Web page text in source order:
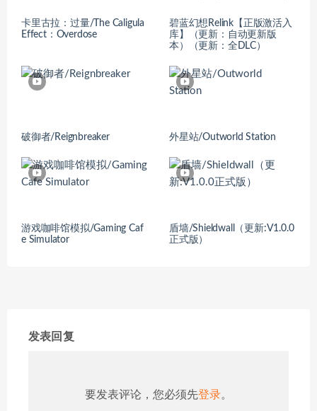
卡里古拉：过量/The Caligula
Effect：Overdose
碧蓝幻想Relink【正版激活入
库】（更新：自动更新版
本）（更新：全DLC）
破御者/Reignbreaker 外星站/Outworld Station
游戏咖啡馆模拟/Gaming Caf
e Simulator
盾墙/Shieldwall（更新:V1.0.0
正式版）
发表回复
要发表评论，您必须先登录。